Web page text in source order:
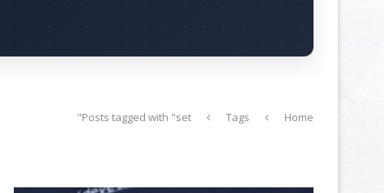
Home
Tags
Posts tagged with "set"